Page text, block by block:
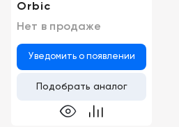
Orbic
Нет в продаже
Уведомить о появлении
Подобрать аналог